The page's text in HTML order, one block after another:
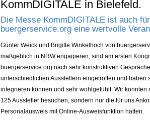
KommDIGITALE in Bielefeld.
Die Messe KommDIGITALE ist auch
buergerservice.org eine wertvolle
Günter Weick und Brigitte Winkelhoch von
maßgeblich in NRW engagieren, sind am ersten
buergerservice.org nach sehr konstruktiven
unterschiedlichen Ausstellern eingetroffen und haben
integrieren können und sehr wohlgefühlt. Wir konnten
125 Aussteller besuchen, sondern nur die für uns
Personalausweis mit Online-Ausweisfunktion hatten.